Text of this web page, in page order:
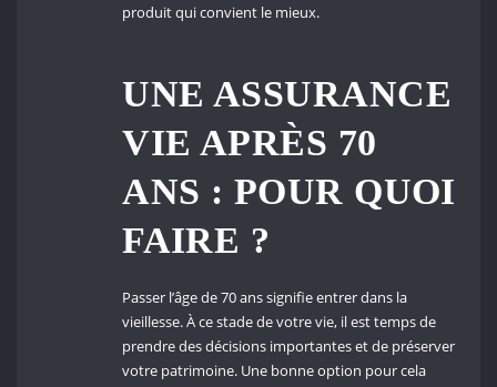
produit qui convient le mieux.
UNE ASSURANCE
VIE APRÈS 70
ANS : POUR QUOI
FAIRE ?
Passer l’âge de 70 ans signifie entrer dans la
vieillesse. À ce stade de votre vie, il est temps de
prendre des décisions importantes et de préserver
votre patrimoine. Une bonne option pour cela